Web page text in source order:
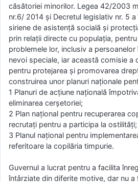
căsătoriei minorilor. Legea 42/2003
nr.6/ 2014 și Decretul legislativ nr. 5
siriene de asistenţă socială şi
prin relaţii directe cu populația,
problemele lor, inclusiv a
nevoi speciale, iar această comisie a
pentru protejarea și promovarea
construirea unor planuri naționale
1 Planuri de acțiune națională
eliminarea cerșetoriei;
2 Plan național pentru recuperarea
recrutați pentru a participa la ostilități;
3 Planul național pentru
referitoare la copilăria timpurie.
Guvernul a lucrat pentru a facilita
întârziate din diferite motive, dar nu a